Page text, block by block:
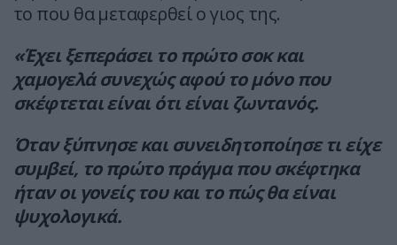
το που θα μεταφερθεί ο γιος της.
«Έχει ξεπεράσει το πρώτο σοκ και
χαμογελά συνεχώς αφού το μόνο που
σκέφτεται είναι ότι είναι ζωντανός.
Όταν ξύπνησε και συνειδητοποίησε τι είχε
συμβεί, το πρώτο πράγμα που σκέφτηκα
ήταν οι γονείς του και το πώς θα είναι
ψυχολογικά.